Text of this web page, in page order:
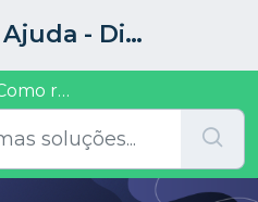
Central de Ajuda - Dito CRM
dos clientes via ...